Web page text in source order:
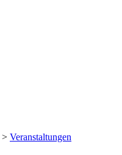
> Veranstaltungen